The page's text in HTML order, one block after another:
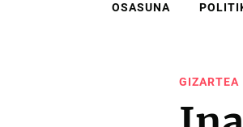
OSASUNA
GIZARTEA